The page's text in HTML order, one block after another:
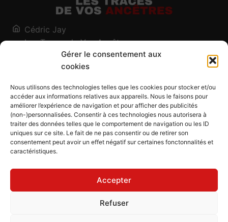
Gérer le consentement aux
cookies
Nous utilisons des technologies telles que les cookies pour stocker et/ou
accéder aux informations relatives aux appareils. Nous le faisons pour
améliorer l’expérience de navigation et pour afficher des publicités
(non-)personnalisées. Consentir à ces technologies nous autorisera à
traiter des données telles que le comportement de navigation ou les ID
uniques sur ce site. Le fait de ne pas consentir ou de retirer son
consentement peut avoir un effet négatif sur certaines fonctonnalités et
caractéristiques.
Accepter
Refuser
Cédric Jay
Les Traces de Vos Ancêtres
120, chemin des Salines
73200 Albertville - Savoie
Blog
Outils généalogiques
Contact
Plan du site
Mentions légales
Politique de confidentialité
Politique de cookies (UE)